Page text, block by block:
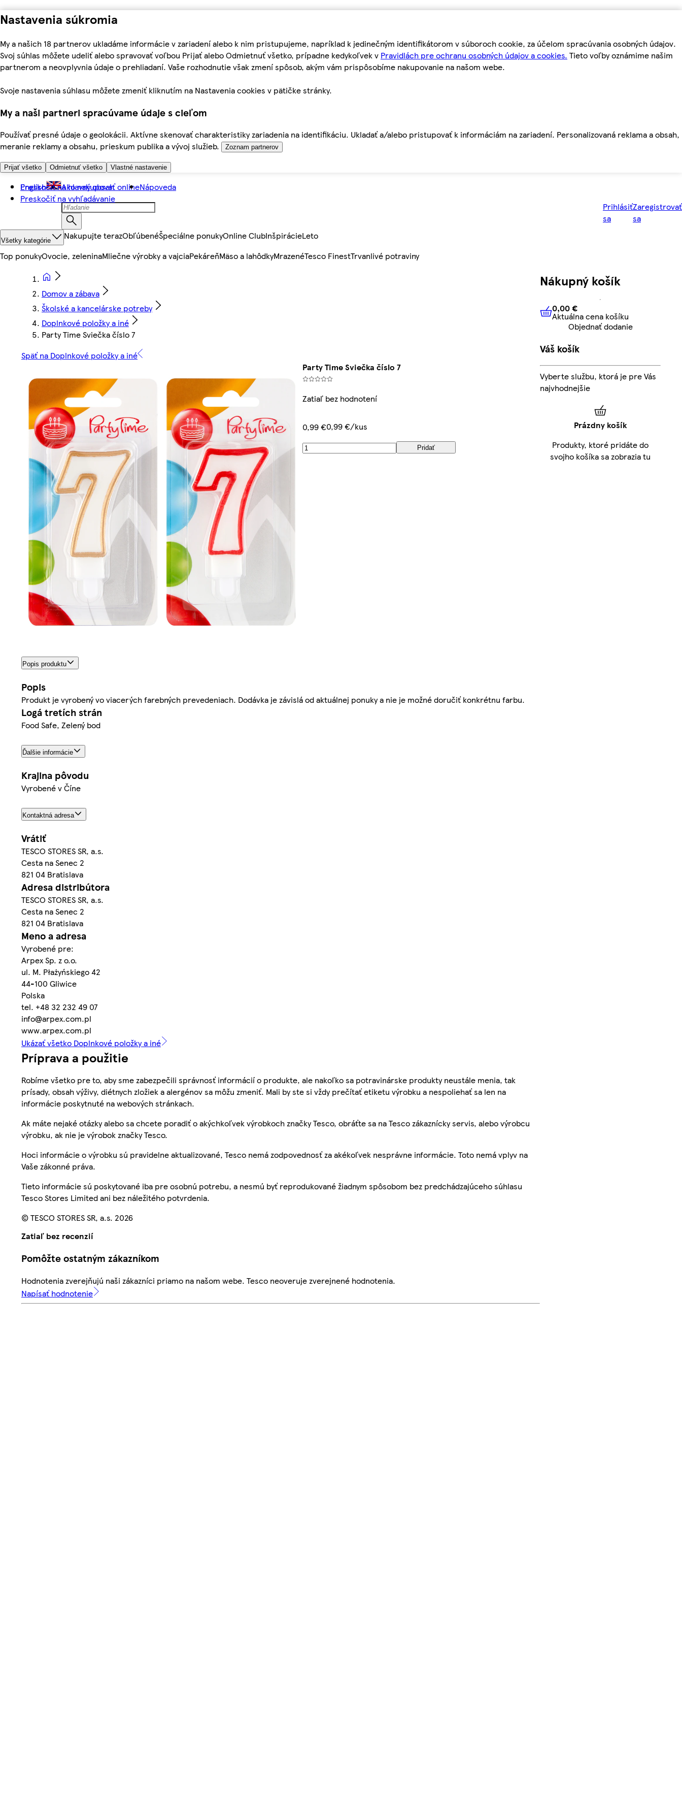
Nastavenia súkromia
My a našich 18 partnerov ukladáme informácie v zariadení alebo k nim pristupujeme, napríklad k jedinečným identifikátorom v súboroch cookie, za účelom spracúvania osobných údajov.
Svoj súhlas môžete udeliť alebo spravovať voľbou Prijať alebo Odmietnuť všetko, prípadne kedykoľvek v Pravidlách pre ochranu osobných údajov a cookies. Tieto voľby oznámime našim
partnerom a neovplyvnia údaje o prehliadaní. Vaše rozhodnutie však zmení spôsob, akým vám prispôsobíme nakupovanie na našom webe.
Svoje nastavenia súhlasu môžete zmeniť kliknutím na Nastavenia cookies v pätičke stránky.
My a naši partneri spracúvame údaje s cieľom
Používať presné údaje o geolokácii. Aktívne skenovať charakteristiky zariadenia na identifikáciu. Ukladať a/alebo pristupovať k informáciám na zariadení. Personalizovaná reklama a obsah,
meranie reklamy a obsahu, prieskum publika a vývoj služieb.
Zoznam partnerov
Prijať všetko Odmietnuť všetko Vlastné nastavenie
Preskočiť na hlavný obsah
Preskočiť na vyhľadávanie
English Ako nakupovať onlineNápoveda
Prihlásiť
sa
Zaregistrovať
sa
Všetky kategórie Nakupujte terazObľúbenéŠpeciálne ponukyOnline ClubInšpirácieLeto
Top ponukyOvocie, zeleninaMliečne výrobky a vajciaPekáreňMäso a lahôdkyMrazenéTesco FinestTrvanlivé potraviny
Domov a zábava
Školské a kancelárske potreby
Doplnkové položky a iné
Party Time Sviečka číslo 7
Späť na Doplnkové položky a iné
Party Time Sviečka číslo 7
Zatiaľ bez hodnotení
0,99 €0,99 €/kus
Pridať
Popis produktu
Popis
Produkt je vyrobený vo viacerých farebných prevedeniach. Dodávka je závislá od aktuálnej ponuky a nie je možné doručiť konkrétnu farbu.
Logá tretích strán
Food Safe, Zelený bod
Ďalšie informácie
Krajina pôvodu
Vyrobené v Číne
Kontaktná adresa
Vrátiť
TESCO STORES SR, a.s.
Cesta na Senec 2
821 04 Bratislava
Adresa distribútora
TESCO STORES SR, a.s.
Cesta na Senec 2
821 04 Bratislava
Meno a adresa
Vyrobené pre:
Arpex Sp. z o.o.
ul. M. Płażyńskiego 42
44-100 Gliwice
Polska
tel. +48 32 232 49 07
info@arpex.com.pl
www.arpex.com.pl
Ukázať všetko Doplnkové položky a iné
Príprava a použitie
Robíme všetko pre to, aby sme zabezpečili správnosť informácií o produkte, ale nakoľko sa potravinárske produkty neustále menia, tak
prísady, obsah výživy, diétnych zložiek a alergénov sa môžu zmeniť. Mali by ste si vždy prečítať etiketu výrobku a nespoliehať sa len na
informácie poskytnuté na webových stránkach.
Ak máte nejaké otázky alebo sa chcete poradiť o akýchkoľvek výrobkoch značky Tesco, obráťte sa na Tesco zákaznícky servis, alebo výrobcu
výrobku, ak nie je výrobok značky Tesco.
Hoci informácie o výrobku sú pravidelne aktualizované, Tesco nemá zodpovednosť za akékoľvek nesprávne informácie. Toto nemá vplyv na
Vaše zákonné práva.
Tieto informácie sú poskytované iba pre osobnú potrebu, a nesmú byť reprodukované žiadnym spôsobom bez predchádzajúceho súhlasu
Tesco Stores Limited ani bez náležitého potvrdenia.
© TESCO STORES SR, a.s. 2026
Zatiaľ bez recenzií
Pomôžte ostatným zákazníkom
Hodnotenia zverejňujú naši zákazníci priamo na našom webe. Tesco neoveruje zverejnené hodnotenia.
Napísať hodnotenie
Nákupný košík
0,00 € Aktuálna cena košíku
0,00 €
Aktuálna cena košíku
Objednať dodanie
Váš košík
Vyberte službu, ktorá je pre Vás
najvhodnejšie
Prázdny košík
Produkty, ktoré pridáte do
svojho košíka sa zobrazia tu